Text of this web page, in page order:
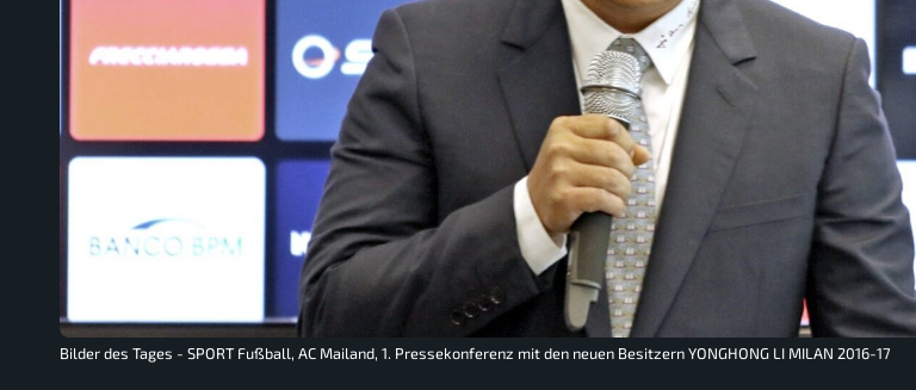
Bilder des Tages - SPORT Fußball, AC Mailand, 1. Pressekonferenz mit den neuen Besitzern YONGHONG LI MILAN 2016-17